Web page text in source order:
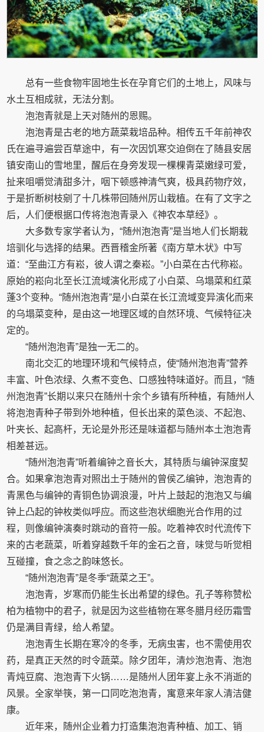
总有一些食物牢固地生长在孕育它们的土地上，风味与
水土互相成就，无法分割。
泡泡青就是上天对随州的恩赐。
泡泡青是古老的地方蔬菜栽培品种。相传五千年前神农
氏在遍寻遍尝百草途中，有一次因饥寒交迫倒在了随县安居
镇安南山的雪地里，醒后在身旁发现一棵棵青菜嫩绿可爱，
扯来咀嚼觉清甜多汁，咽下顿感神清气爽，极具药物疗效，
于是折断树枝剜了十几株带回随州厉山栽植。在有了文字之
后，人们便根据口传将泡泡青录入《神农本草经》。
大多数专家学者认为，“随州泡泡青”是当地人们长期栽
培驯化与选择的结果。西晋稽金所著《南方草木状》中写
道：“至曲江方有崧，彼人谓之秦崧。”小白菜在古代称崧。
原始的崧向北至长江流域演化形成了小白菜、乌塌菜和红菜
蓬3个变种。“随州泡泡青”是小白菜在长江流域变异演化而来
的乌塌菜变种，是由这一地理区域的自然环境、气候特征决
定的。
“随州泡泡青”是独一无二的。
南北交汇的地理环境和气候特点，使“随州泡泡青”营养
丰富、叶色浓绿、久煮不变色、口感独特味道好。而且，“随
州泡泡青”长期以来只在随州十余个乡镇有所种植，有随州人
将泡泡青种子带到外地种植，但长出来的菜色淡、不起泡、
叶夹长、起高杆，无论是外形还是味道都与随州本土泡泡青
相差甚远。
“随州泡泡青”听着编钟之音长大，其特质与编钟深度契
合。如果拿泡泡青对照出土于随州的曾侯乙编钟，泡泡青的
青黑色与编钟的青铜色协调浪漫，叶片上鼓起的泡泡又与编
钟上凸起的钟枚类似呼应。而这些泡状细胞光合作用的过
程，则像编钟演奏时跳动的音符一般。吃着神农时代流传下
来的古老蔬菜，听着穿越数千年的金石之音，味觉与听觉相
互碰撞，食之念之韵味悠长。
“随州泡泡青”是冬季“蔬菜之王”。
泡泡青，岁寒而仍能生长出希望的绿色。孔子等称赞松
柏为植物中的君子，就是因为这些植物在寒冬腊月经历霜雪
仍是满目青绿，给人希望。
泡泡青生长期在寒冷的冬季，无病虫害，也不需使用农
药，是真正天然的时令蔬菜。除夕团年，清炒泡泡青、泡泡
青炖豆腐、泡泡青下火锅……是随州人团年宴上永不消逝的
风景。全家举筷，第一口同吃泡泡青，寓意来年家人清洁健
康。
近年来，随州企业着力打造集泡泡青种植、加工、销